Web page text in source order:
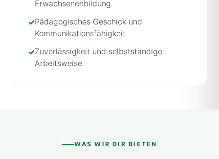
Erwachsenenbildung
Pädagogisches Geschick und
Kommunikationsfähigkeit
Zuverlässigkeit und selbstständige
Arbeitsweise
WAS WIR DIR BIETEN